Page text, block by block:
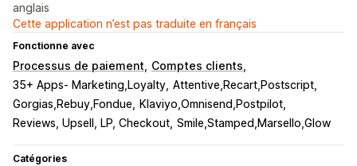
anglais
Cette application n’est pas traduite en français
Fonctionne avec
Processus de paiement Comptes clients
35+ Apps- Marketing,Loyalty Attentive,Recart,Postscript
Gorgias,Rebuy,Fondue
Klaviyo,Omnisend,Postpilot
Reviews, Upsell, LP, Checkout Smile,Stamped,Marsello,Glow
Catégories